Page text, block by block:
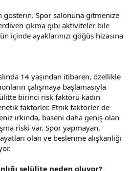
gösterin. Spor salonuna gitmenize
çıkma gibi aktiviteler bile
içinde ayaklarınızı göğüs hizasına
14 yaşından itibaren, özellikle
çalışmaya başlamasıyla
birinci risk faktörü kadın
faktörler. Etnik faktörler de
ırkında, baseni daha geniş olan
riski var. Spor yapmayan,
olan ve beslenme alışkanlığı
selülite neden oluyor?